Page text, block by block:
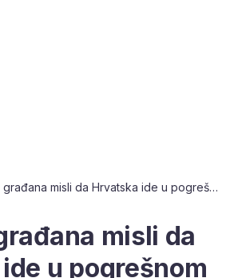
Sve više građana misli da Hrvatska ide u pogrešnom smjeru: Podrška HSU ostala nepromijenjena
misli da
u pogrešnom